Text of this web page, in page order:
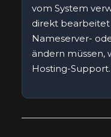
vom System
direkt bearbeitet
Nameserver-
ändern müssen,
Hosting-Support.